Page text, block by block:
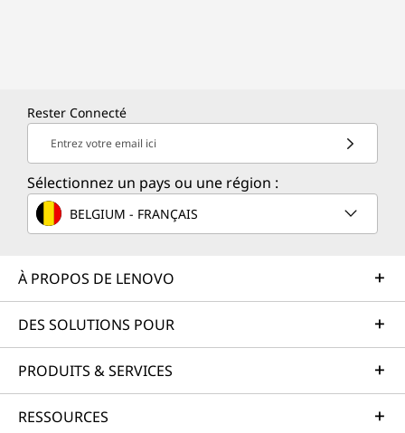
Rester Connecté
Entrez votre email ici
Sélectionnez un pays ou une région :
BELGIUM - FRANÇAIS
À PROPOS DE LENOVO
DES SOLUTIONS POUR
PRODUITS & SERVICES
RESSOURCES